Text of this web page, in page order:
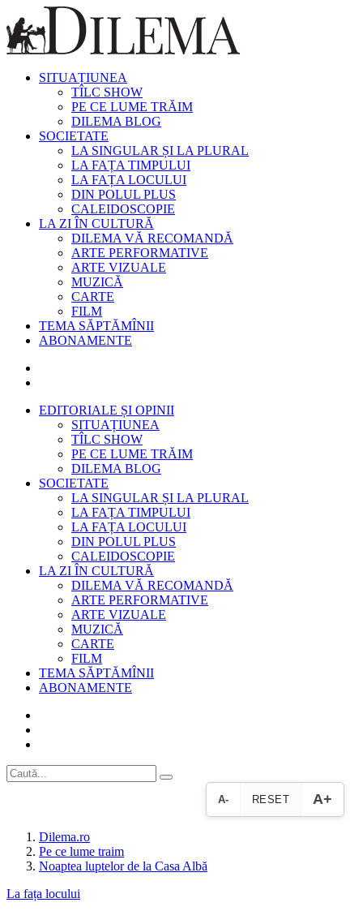
SITUAȚIUNEA
TÎLC SHOW
PE CE LUME TRĂIM
DILEMA BLOG
SOCIETATE
LA SINGULAR ȘI LA PLURAL
LA FAȚA TIMPULUI
LA FAȚA LOCULUI
DIN POLUL PLUS
CALEIDOSCOPIE
LA ZI ÎN CULTURĂ
DILEMA VĂ RECOMANDĂ
ARTE PERFORMATIVE
ARTE VIZUALE
MUZICĂ
CARTE
FILM
TEMA SĂPTĂMÎNII
ABONAMENTE
EDITORIALE ȘI OPINII
SITUAȚIUNEA
TÎLC SHOW
PE CE LUME TRĂIM
DILEMA BLOG
SOCIETATE
LA SINGULAR ȘI LA PLURAL
LA FAȚA TIMPULUI
LA FAȚA LOCULUI
DIN POLUL PLUS
CALEIDOSCOPIE
LA ZI ÎN CULTURĂ
DILEMA VĂ RECOMANDĂ
ARTE PERFORMATIVE
ARTE VIZUALE
MUZICĂ
CARTE
FILM
TEMA SĂPTĂMÎNII
ABONAMENTE
A- RESET A+
Dilema.ro
Pe ce lume traim
Noaptea luptelor de la Casa Albă
La fața locului